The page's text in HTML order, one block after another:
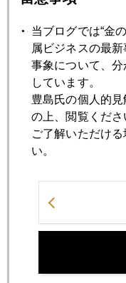
2026年01月21日
高市首相、国際金価
2026年01月20日
ＮＹ金市場、金銀高騰
グリーンランドを巡
2026年01月16日
銀について亀ちゃん
当ブログでは“金
属ビジネスの最
事象について、
しています。
豊島氏の個人的
の上、閲覧くださ
ご了解いただけ
い。